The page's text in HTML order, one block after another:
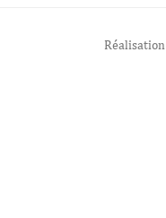
Réalisation